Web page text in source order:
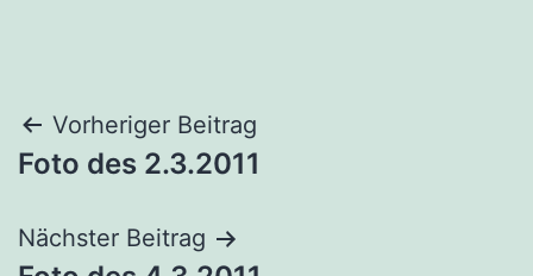
Beitragsnavigation
Vorheriger Beitrag
Foto des 2.3.2011
Nächster Beitrag